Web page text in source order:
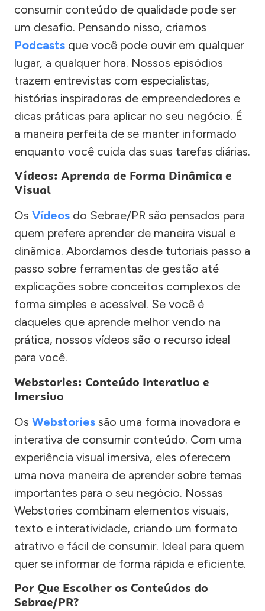
consumir conteúdo de qualidade pode ser
um desafio. Pensando nisso, criamos
Podcasts que você pode ouvir em qualquer
lugar, a qualquer hora. Nossos episódios
trazem entrevistas com especialistas,
histórias inspiradoras de empreendedores e
dicas práticas para aplicar no seu negócio. É
a maneira perfeita de se manter informado
enquanto você cuida das suas tarefas diárias.
Vídeos: Aprenda de Forma Dinâmica e
Visual
Os Vídeos do Sebrae/PR são pensados para
quem prefere aprender de maneira visual e
dinâmica. Abordamos desde tutoriais passo a
passo sobre ferramentas de gestão até
explicações sobre conceitos complexos de
forma simples e acessível. Se você é
daqueles que aprende melhor vendo na
prática, nossos vídeos são o recurso ideal
para você.
Webstories: Conteúdo Interativo e
Imersivo
Os Webstories são uma forma inovadora e
interativa de consumir conteúdo. Com uma
experiência visual imersiva, eles oferecem
uma nova maneira de aprender sobre temas
importantes para o seu negócio. Nossas
Webstories combinam elementos visuais,
texto e interatividade, criando um formato
atrativo e fácil de consumir. Ideal para quem
quer se informar de forma rápida e eficiente.
Por Que Escolher os Conteúdos do
Sebrae/PR?